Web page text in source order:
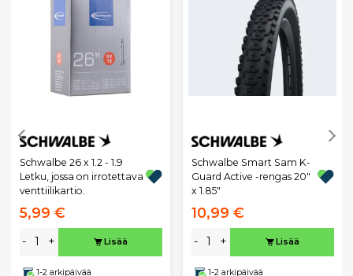
Schwalbe 26 x 1.2 - 1.9
Letku, jossa on irrotettava
venttiilikartio.
5,99 €
- + Lisää
1-2 arkipäivää
Schwalbe Smart Sam K-
Guard Active -rengas 20"
x 1.85"
10,99 €
- + Lisää
1-2 arkipäivää